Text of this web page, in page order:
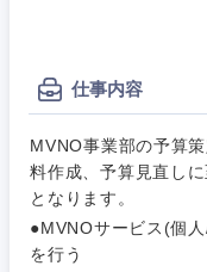
仕事内容
MVNO事業部の予算
料作成、予算見直し
となります。
●MVNOサービス(個
を行う